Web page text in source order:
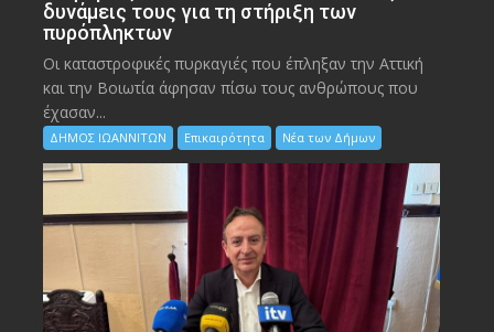
δυνάμεις τους για τη στήριξη των
πυρόπληκτων
Οι καταστροφικές πυρκαγιές που έπληξαν την Αττική
και την Bοιωτία άφησαν πίσω τους ανθρώπους που
έχασαν...
ΔΗΜΟΣ ΙΩΑΝΝΙΤΩΝ Επικαιρότητα Νέα των Δήμων